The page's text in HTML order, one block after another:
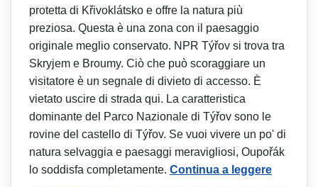
protetta di Křivoklátsko e offre la natura più
preziosa. Questa è una zona con il paesaggio
originale meglio conservato. NPR Týřov si trova tra
Skryjem e Broumy. Ciò che può scoraggiare un
visitatore è un segnale di divieto di accesso. È
vietato uscire di strada qui. La caratteristica
dominante del Parco Nazionale di Týřov sono le
rovine del castello di Týřov. Se vuoi vivere un po' di
natura selvaggia e paesaggi meravigliosi, Oupořák
lo soddisfa completamente. Continua a leggere